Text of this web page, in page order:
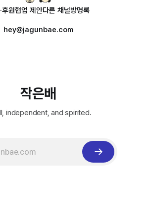
후원협업 제안다른 채널방명록
hey@jagunbae.com
작은배
independent, and spirited.